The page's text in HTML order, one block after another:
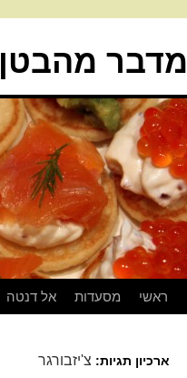
מדבר מהבטן
ראשי מסעדות אל דנטה
ארכיון תגיות: צ'יזבורגר